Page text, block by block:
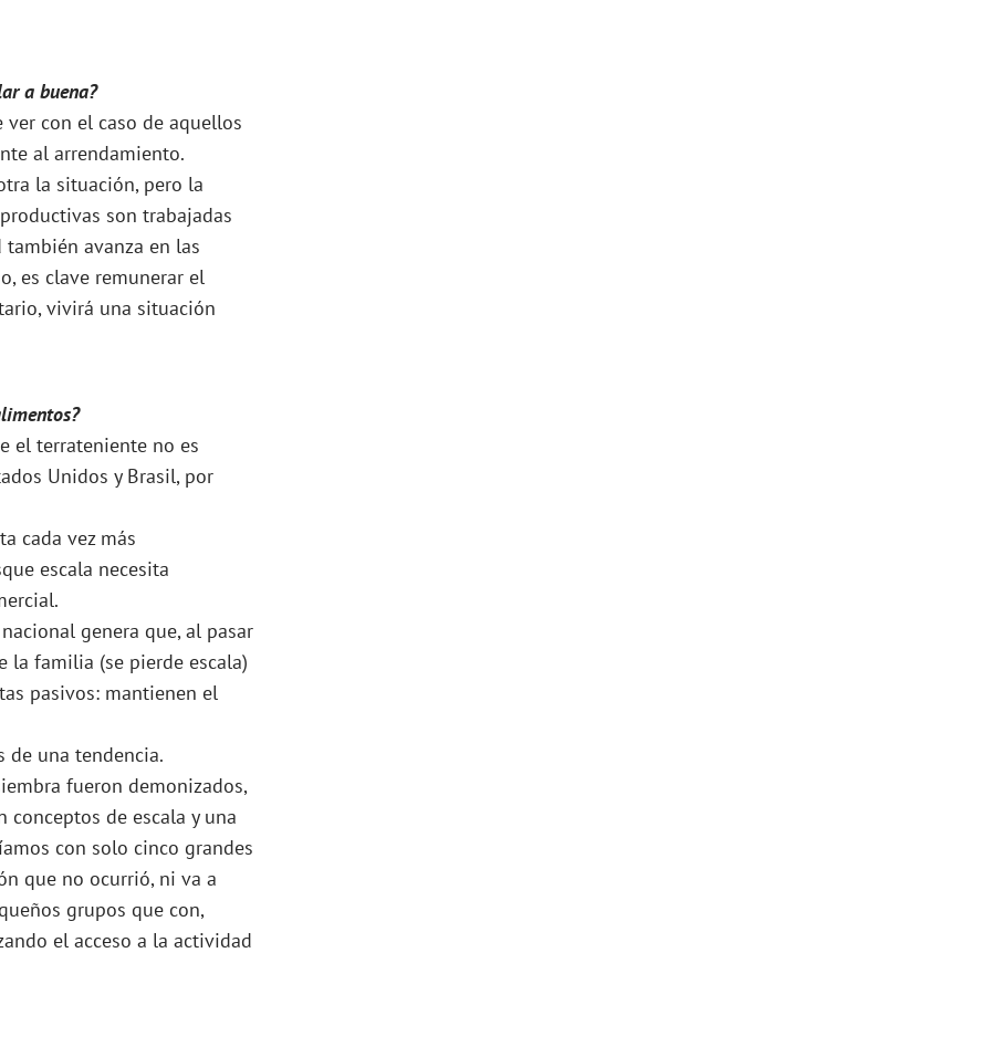
a buena?
con el caso de aquellos
al arrendamiento.
la situación, pero la
son trabajadas
avanza en las
es clave remunerar el
vivirá una situación
el terrateniente no es
Unidos y Brasil, por
cada vez más
escala necesita
genera que, al pasar
la familia (se pierde escala)
pasivos: mantienen el
de una tendencia.
fueron demonizados,
de escala y una
con solo cinco grandes
que no ocurrió, ni va a
grupos que con,
el acceso a la actividad